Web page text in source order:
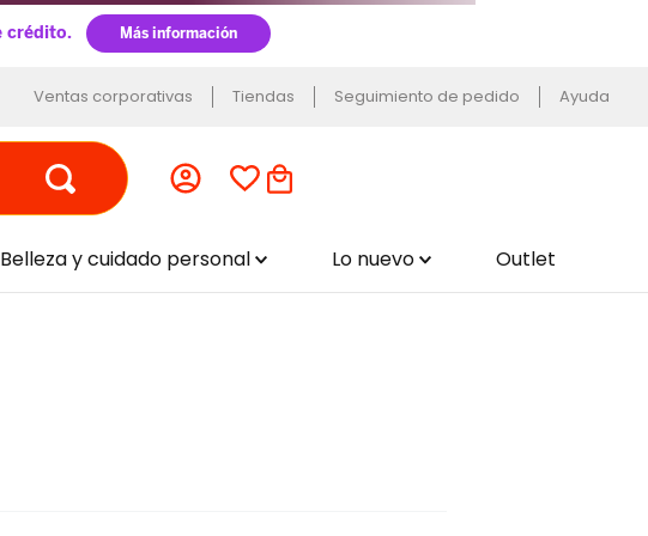
Ventas corporativas Tiendas Seguimiento de pedido Ayuda
Belleza y cuidado personal Lo nuevo Outlet